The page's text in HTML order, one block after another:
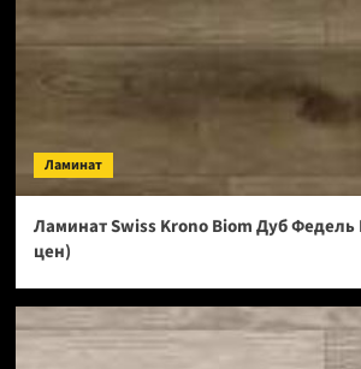
Ламинат
Ламинат Swiss Krono Biom Дуб Федель
цен)